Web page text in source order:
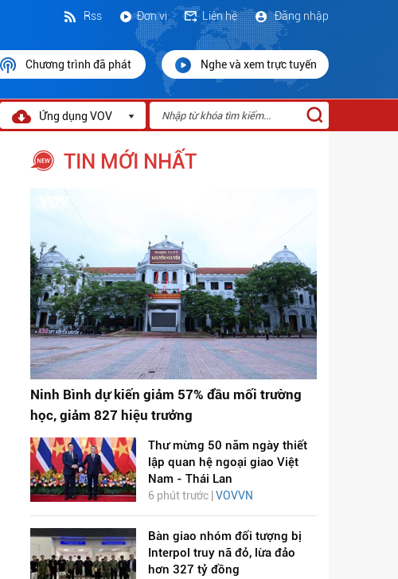
Đăng nhập
Liên hệ
Đơn vị
Rss
Chương trình đã phát Nghe và xem trực tuyến
Ứng dụng VOV
TIN MỚI NHẤT
Ninh Bình dự kiến giảm 57% đầu mối trường
học, giảm 827 hiệu trưởng
Thư mừng 50 năm ngày thiết
lập quan hệ ngoại giao Việt
Nam - Thái Lan
6 phút trước | VOVVN
Bàn giao nhóm đối tượng bị
Interpol truy nã đỏ, lừa đảo
hơn 327 tỷ đồng